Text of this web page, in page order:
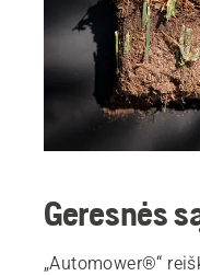
Geresnės
„Automower®“